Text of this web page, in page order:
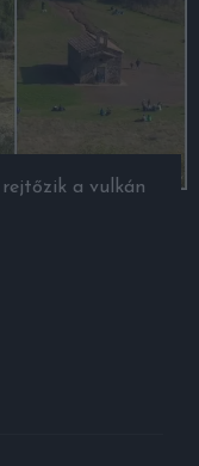
a vulkán